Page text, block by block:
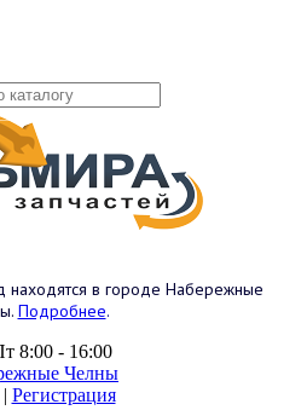
находятся в городе Набережные
Подробнее.
8:00 - 16:00
Челны
Регистрация